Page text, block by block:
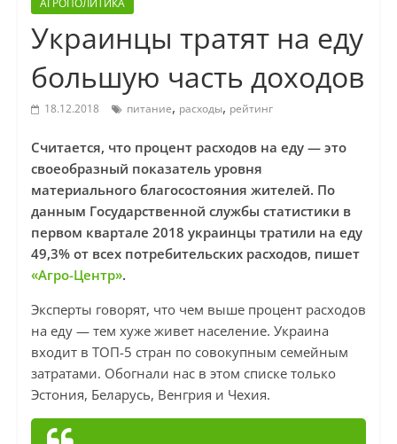
АГРОПОЛИТИКА
Украинцы тратят на еду
большую часть доходов
18.12.2018 питание, расходы, рейтинг
Считается, что процент расходов на еду — это
своеобразный показатель уровня
материального благосостояния жителей. По
данным Государственной службы статистики в
первом квартале 2018 украинцы тратили на еду
49,3% от всех потребительских расходов, пишет
«Агро-Центр».
Эксперты говорят, что чем выше процент расходов
на еду — тем хуже живет население. Украина
входит в ТОП-5 стран по совокупным семейным
затратами. Обогнали нас в этом списке только
Эстония, Беларусь, Венгрия и Чехия.